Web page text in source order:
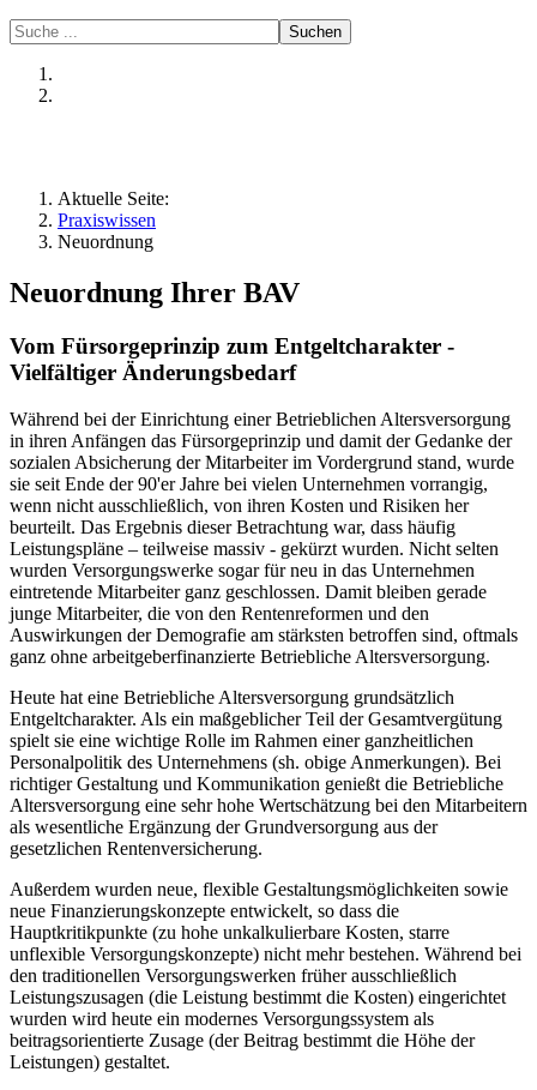
Suchen
Aktuelle Seite:
Praxiswissen
Neuordnung
Neuordnung Ihrer BAV
Vom Fürsorgeprinzip zum Entgeltcharakter -
Vielfältiger Änderungsbedarf
Während bei der Einrichtung einer Betrieblichen Altersversorgung
in ihren Anfängen das Fürsorgeprinzip und damit der Gedanke der
sozialen Absicherung der Mitarbeiter im Vordergrund stand, wurde
sie seit Ende der 90'er Jahre bei vielen Unternehmen vorrangig,
wenn nicht ausschließlich, von ihren Kosten und Risiken her
beurteilt. Das Ergebnis dieser Betrachtung war, dass häufig
Leistungspläne – teilweise massiv - gekürzt wurden. Nicht selten
wurden Versorgungswerke sogar für neu in das Unternehmen
eintretende Mitarbeiter ganz geschlossen. Damit bleiben gerade
junge Mitarbeiter, die von den Rentenreformen und den
Auswirkungen der Demografie am stärksten betroffen sind, oftmals
ganz ohne arbeitgeberfinanzierte Betriebliche Altersversorgung.
Heute hat eine Betriebliche Altersversorgung grundsätzlich
Entgeltcharakter. Als ein maßgeblicher Teil der Gesamtvergütung
spielt sie eine wichtige Rolle im Rahmen einer ganzheitlichen
Personalpolitik des Unternehmens (sh. obige Anmerkungen). Bei
richtiger Gestaltung und Kommunikation genießt die Betriebliche
Altersversorgung eine sehr hohe Wertschätzung bei den Mitarbeitern
als wesentliche Ergänzung der Grundversorgung aus der
gesetzlichen Rentenversicherung.
Außerdem wurden neue, flexible Gestaltungsmöglichkeiten sowie
neue Finanzierungskonzepte entwickelt, so dass die
Hauptkritikpunkte (zu hohe unkalkulierbare Kosten, starre
unflexible Versorgungskonzepte) nicht mehr bestehen. Während bei
den traditionellen Versorgungswerken früher ausschließlich
Leistungszusagen (die Leistung bestimmt die Kosten) eingerichtet
wurden wird heute ein modernes Versorgungssystem als
beitragsorientierte Zusage (der Beitrag bestimmt die Höhe der
Leistungen) gestaltet.